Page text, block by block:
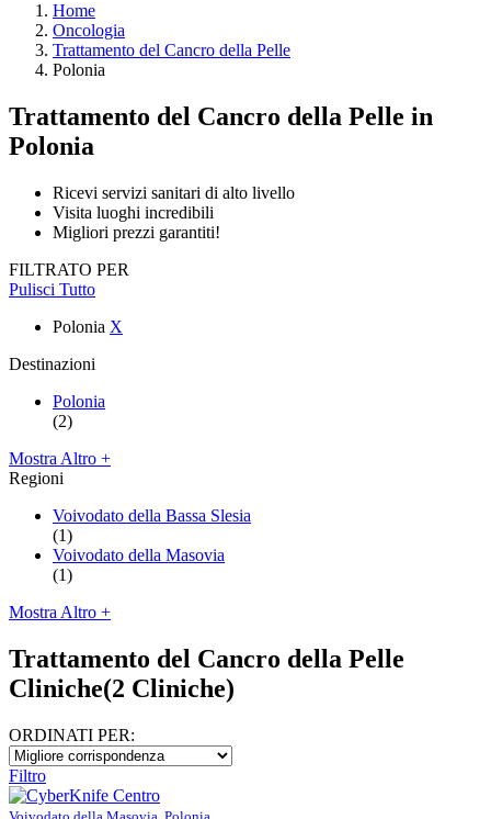
Home
Oncologia
Trattamento del Cancro della Pelle
Polonia
Trattamento del Cancro della Pelle in
Polonia
Ricevi servizi sanitari di alto livello
Visita luoghi incredibili
Migliori prezzi garantiti!
FILTRATO PER
Pulisci Tutto
Polonia X
Destinazioni
Polonia
(2)
Mostra Altro +
Regioni
Voivodato della Bassa Slesia
(1)
Voivodato della Masovia
(1)
Mostra Altro +
Trattamento del Cancro della Pelle
Cliniche(2 Cliniche)
ORDINATI PER:
Filtro